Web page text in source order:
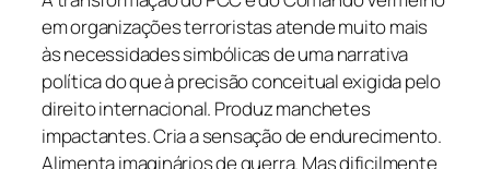
em organizações terroristas atende muito mais
às necessidades simbólicas de uma narrativa
política do que à precisão conceitual exigida pelo
direito internacional. Produz manchetes
impactantes. Cria a sensação de endurecimento.
Alimenta imaginários de guerra. Mas dificilmente